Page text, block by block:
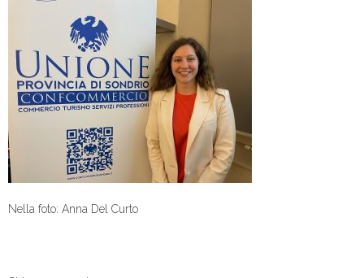
Nella foto: Anna Del Curto